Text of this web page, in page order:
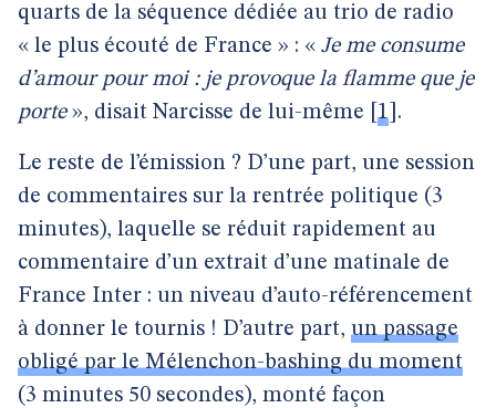
quarts de la séquence dédiée au trio de radio
« le plus écouté de France » : « Je me consume
d’amour pour moi : je provoque la flamme que je
porte», disait Narcisse de lui-même 1 .
Le reste de l’émission ? D’une part, une session
de commentaires sur la rentrée politique (3
minutes), laquelle se réduit rapidement au
commentaire d’un extrait d’une matinale de
France Inter : un niveau d’auto-référencement
à donner le tournis ! D’autre part, un passage
obligé par le Mélenchon-bashing du moment
(3 minutes 50 secondes), monté façon